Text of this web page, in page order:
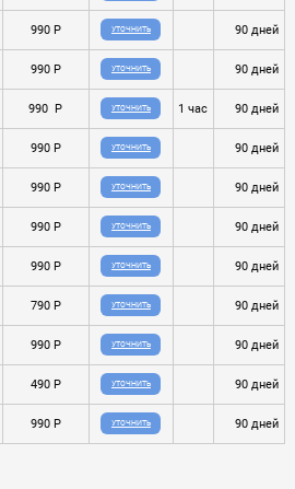
990 P УТОЧНИТЬ 90 дней
990 P УТОЧНИТЬ 90 дней
990 P УТОЧНИТЬ 1 час 90 дней
990 P УТОЧНИТЬ 90 дней
990 P УТОЧНИТЬ 90 дней
990 P УТОЧНИТЬ 90 дней
990 P УТОЧНИТЬ 90 дней
790 P УТОЧНИТЬ 90 дней
990 P УТОЧНИТЬ 90 дней
490 P УТОЧНИТЬ 90 дней
990 P УТОЧНИТЬ 90 дней